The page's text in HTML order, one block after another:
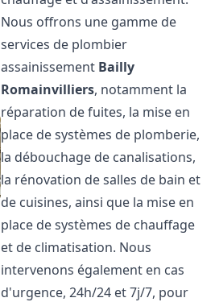
Nous offrons une gamme de
services de plombier
assainissement Bailly
Romainvilliers, notamment la
réparation de fuites, la mise en
place de systèmes de plomberie,
la débouchage de canalisations,
la rénovation de salles de bain et
de cuisines, ainsi que la mise en
place de systèmes de chauffage
et de climatisation. Nous
intervenons également en cas
d'urgence, 24h/24 et 7j/7, pour